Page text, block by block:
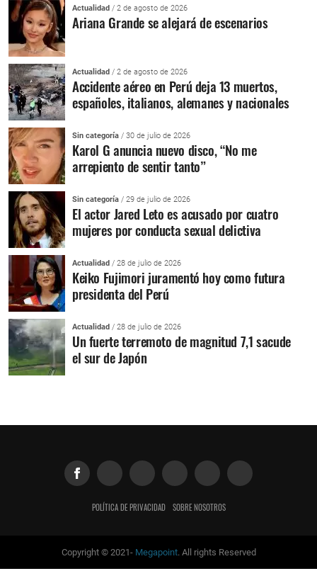
Actualidad / 2 de agosto de 2026
Ariana Grande se alejará de escenarios
Actualidad / 2 de agosto de 2026
Accidente aéreo en Perú deja 13 muertos,
españoles, italianos, alemanes y nacionales
Sin categoría / 30 de julio de 2026
Karol G anuncia nuevo disco, “No me
arrepiento de sentir tanto”
Sin categoría / 29 de julio de 2026
El actor Jared Leto es acusado por cuatro
mujeres por conducta sexual delictiva
Actualidad / 28 de julio de 2026
Keiko Fujimori juramentó hoy como futura
presidenta del Perú
Actualidad / 28 de julio de 2026
Un fuerte terremoto de magnitud 7,1 sacude
el sur de Japón
POLÍTICA DE PRIVACIDAD SOBRE NOSOTROS
Copyright © 2021- Megapoint. All rights Reserved